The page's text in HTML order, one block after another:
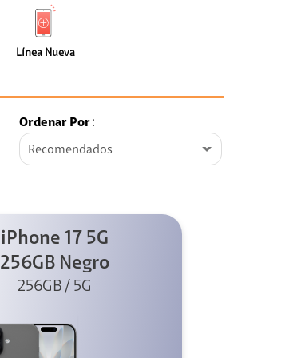
de
faceta
Línea Nueva
Nueva
(3)
Ordenar Por:
Recomendados
iPhone 17 5G
256GB Negro
256GB / 5G